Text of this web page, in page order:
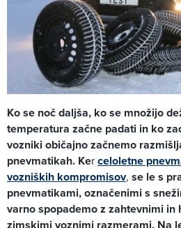
Ko se noč daljša, ko se množijo
temperatura začne padati in ko
vozniki običajno začnemo
pnevmatikah. Kerceloletne
vozniških kompromisov, se le s
pnevmatikami, označenimi s
varno spopademo z zahtevnimi
zimskimi voznimi razmerami. Na